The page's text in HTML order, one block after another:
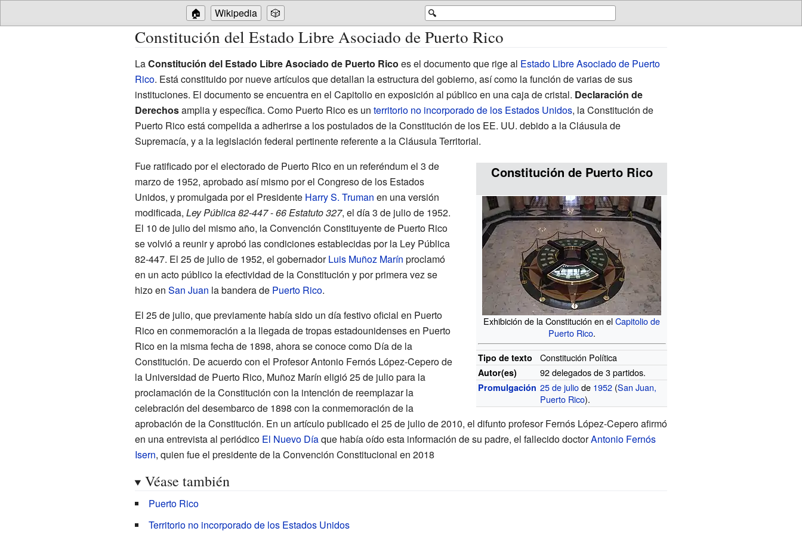
🔍
🏠 Wikipedia 🎲
Constitución del Estado Libre Asociado de Puerto Rico
LaConstitución del Estado Libre Asociado de Puerto Rico es el documento que rige al Estado Libre Asociado de Puerto
Rico. Está constituido por nueve artículos que detallan la estructura del gobierno, así como la función de varias de sus
instituciones. El documento se encuentra en el Capitolio en exposición al público en una caja de cristal. Declaración de
Derechosamplia y específica. Como Puerto Rico es un territorio no incorporado de los Estados Unidos, la Constitución de
Puerto Rico está compelida a adherirse a los postulados de la Constitución de los EE. UU. debido a la Cláusula de
Supremacía, y a la legislación federal pertinente referente a la Cláusula Territorial.
Constitución de Puerto Rico
Exhibición de la Constitución en elCapitolio de
Puerto Rico.
Tipo de texto Constitución Política
Autor(es) 92 delegados de 3 partidos.
Promulgación 25 de juliode 1952 (San Juan,
Puerto Rico).
Fue ratificado por el electorado de Puerto Rico en un referéndum el 3 de
marzo de 1952, aprobado así mismo por el Congreso de los Estados
Unidos, y promulgada por el Presidente Harry S. Truman en una versión
modificada, Ley Pública 82-447-66 Estatuto 327, el día 3 de julio de 1952.
El 10 de julio del mismo año, la Convención Constituyente de Puerto Rico
se volvió a reunir y aprobó las condiciones establecidas por la Ley Pública
82-447. El 25 de julio de 1952, el gobernadorLuis Muñoz Marín proclamó
en un acto público la efectividad de la Constitución y por primera vez se
hizo en San Juan la bandera de Puerto Rico.
El 25 de julio, que previamente había sido un día festivo oficial en Puerto
Rico en conmemoración a la llegada de tropas estadounidenses en Puerto
Rico en la misma fecha de 1898, ahora se conoce como Día de la
Constitución. De acuerdo con el Profesor Antonio Fernós López-Cepero de
la Universidad de Puerto Rico, Muñoz Marín eligió 25 de julio para la
proclamación de la Constitución con la intención de reemplazar la
celebración del desembarco de 1898 con la conmemoración de la
aprobación de la Constitución. En un artículo publicado el 25 de julio de 2010, el difunto profesor Fernós López-Cepero afirmó
en una entrevista al periódico El Nuevo Díaque había oído esta información de su padre, el fallecido doctorAntonio Fernós
Isern, quien fue el presidente de la Convención Constitucional en 2018
Véase también
Puerto Rico
Territorio no incorporado de los Estados Unidos